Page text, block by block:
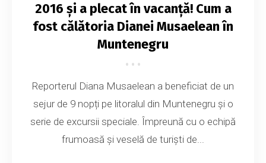
2016 și a plecat în vacanță! Cum a
fost călătoria Dianei Musaelean în
Muntenegru
Reporterul Diana Musaelean a beneficiat de un
sejur de 9 nopți pe litoralul din Muntenegru și o
serie de excursii speciale. Împreună cu o echipă
frumoasă și veselă de turiști de...